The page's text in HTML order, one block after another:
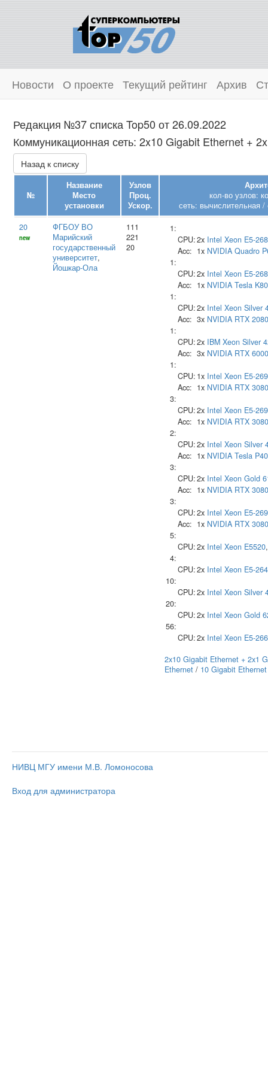
Новости О проекте Текущий рейтинг Архив
Редакция №37 списка Top50 от 26.09.2022
Коммуникационная сеть: 2x10 Gigabit Ethernet +
Назад к списку
№
Название
Место
установки
Узлов
Проц.
Ускор.
кол-во узлов:
сеть: вычислительная /
20
new
ФГБОУ ВО
Марийский
государственный
университет,
Йошкар-Ола
111
221
20
1:
CPU:2x Intel Xeon E5-
Acc: 1x NVIDIA Quadro
1:
CPU:2x Intel Xeon E5-
Acc: 1x NVIDIA Tesla K80
1:
CPU:2x Intel Xeon Silver
Acc: 3x NVIDIA RTX 2080
1:
CPU:2x IBM Xeon Silver
Acc: 3x NVIDIA RTX 6000
1:
CPU: 1x Intel Xeon E5-
Acc: 1x NVIDIA RTX 3080
3:
CPU:2x Intel Xeon E5-
Acc: 1x NVIDIA RTX 3080
2:
CPU:2x Intel Xeon Silver
Acc: 1x NVIDIA Tesla P40
3:
CPU:2x Intel Xeon Gold
Acc: 1x NVIDIA RTX 3080
3:
CPU:2x Intel Xeon E5-
Acc: 1x NVIDIA RTX 3080
5:
CPU:2x Intel Xeon E5520
4:
CPU:2x Intel Xeon E5-
10:
CPU:2x Intel Xeon Silver
20:
CPU:2x Intel Xeon Gold
56:
CPU:2x Intel Xeon E5-
2x10 Gigabit Ethernet + 2x1
Ethernet / 10 Gigabit Ethernet
НИВЦ МГУ имени М.В. Ломоносова
Вход для администратора